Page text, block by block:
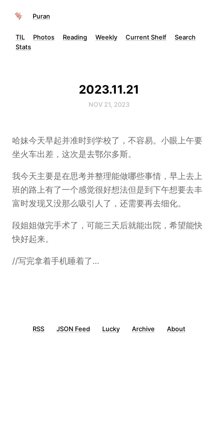
Puran
TIL Photos Reading Weekly Current Shelf
Search
Stats
2023.11.21
NOV 21, 2023
哈妹今天早起并准时到学校了，不容易。小眼上午要
坐火车出差，这次是去鄂尔多斯。
我今天主要是在思考并整理能做哪些事情，早上去上
班的路上有了一个感觉很好想法但是到下午想要去丰
富时发现又没那么吸引人了，还需要再去细化。
段姐姐做完手术了，可能三天后就能出院，希望能快
快好起来。
//写完拿着手机睡着了…
RSS JSON Feed Lucky Archive About